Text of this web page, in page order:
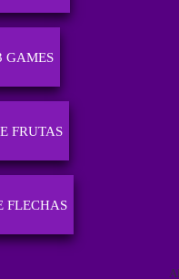
GAMES
FRUTAS
FLECHAS